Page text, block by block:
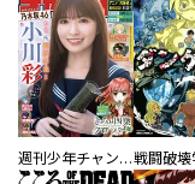
週刊少年チャンピオン